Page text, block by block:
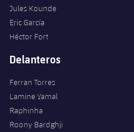
Jules Kounde
Eric García
Héctor Fort
Delanteros
Ferran Torres
Lamine Yamal
Raphinha
Roony Bardghji